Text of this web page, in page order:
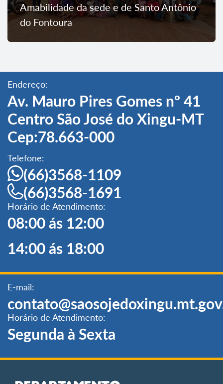
Amabilidade da sede e de Santo Antônio
do Fontoura
Endereço:
Av. Mauro Pires Gomes nº 41
Centro São José do Xingu-MT
Cep:78.663-000
Telefone:
(66)3568-1109
(66)3568-1691
Horário de Atendimento:
08:00 ás 12:00
14:00 ás 18:00
E-mail:
Horário de Atendimento:
Segunda à Sexta